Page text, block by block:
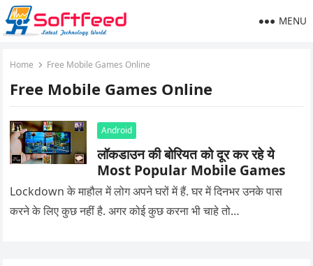
MENU
Home Free Mobile Games Online
Free Mobile Games Online
Android
लॉकडाउन की बोरियत को दूर कर रहे ये
Most Popular Mobile Games
Lockdown के माहौल में लोग अपने घरों में हैं. घर में दिनभर उनके पास
करने के लिए कुछ नहीं है. अगर कोई कुछ करना भी चाहे तो…